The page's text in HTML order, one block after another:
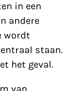
in een
andere
wordt
staan.
het geval.